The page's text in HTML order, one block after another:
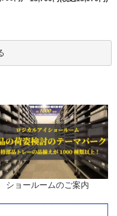
ショールームのご案内